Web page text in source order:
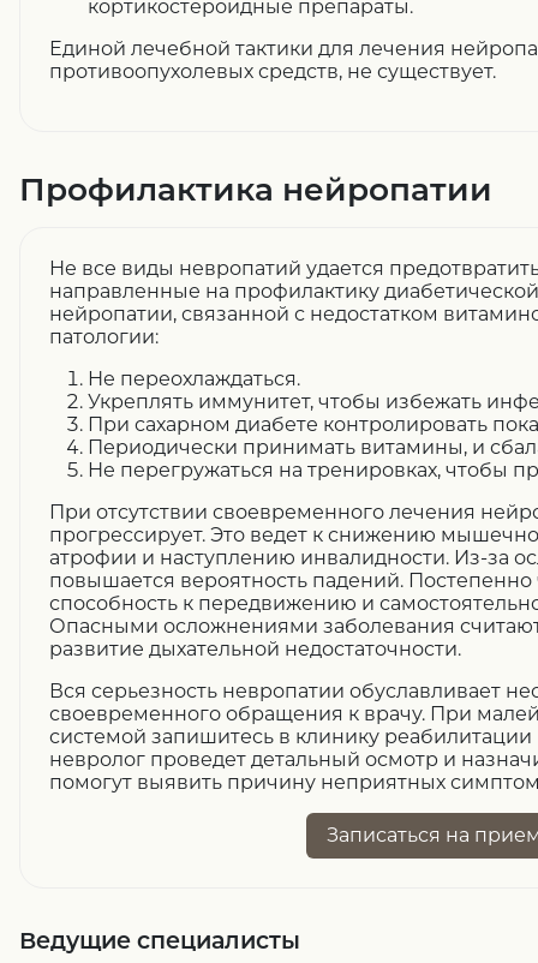
кортикостероидные препараты.
Единой лечебной тактики для лечения
противоопухолевых средств, не существует.
Профилактика нейропатии
Не все виды невропатий удается
направленные на профилактику
нейропатии, связанной с недостатком
патологии:
Не переохлаждаться.
Укреплять иммунитет, чтобы избежать
При сахарном диабете контролировать
Периодически принимать витамины, и
Не перегружаться на тренировках, чтобы
При отсутствии своевременного лечения
прогрессирует. Это ведет к снижению
атрофии и наступлению инвалидности. Из-за
повышается вероятность падений. Постепенно
способность к передвижению и
Опасными осложнениями заболевания
развитие дыхательной недостаточности.
Вся серьезность невропатии обуславливает
своевременного обращения к врачу. При
системой запишитесь в клинику
невролог проведет детальный осмотр и
помогут выявить причину неприятных
Записаться на
Ведущие специалисты